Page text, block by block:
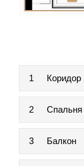
1 Коридор
2 Спальня
3 Балкон